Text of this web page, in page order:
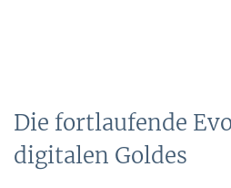
Die fortlaufende
digitalen Goldes